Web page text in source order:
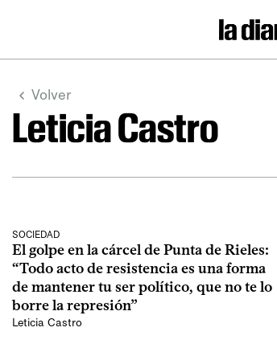
Volver
Leticia Castro
SOCIEDAD
El golpe en la cárcel de Punta de Rieles:
“Todo acto de resistencia es una forma
de mantener tu ser político, que no te lo
borre la represión”
Leticia Castro